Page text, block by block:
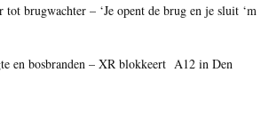
tot brugwachter – ‘Je opent de brug en je sluit ‘m
en bosbranden – XR blokkeert A12 in Den